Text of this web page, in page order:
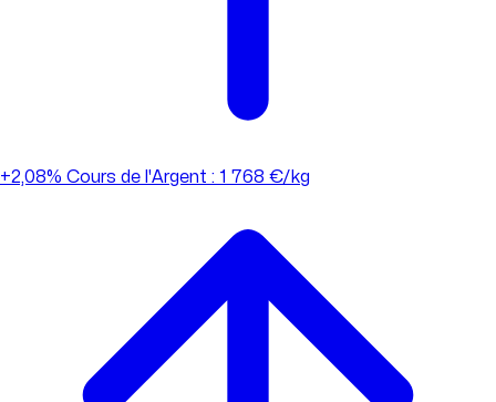
+2,08% Cours de l'Argent : 1 768 €/kg
Cours de l'Argent : 1 768 €/kg